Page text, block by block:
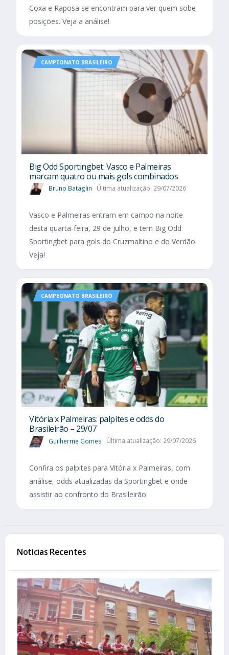
Coxa e Raposa se encontram para ver quem sobe
posições. Veja a análise!
CAMPEONATO BRASILEIRO
Big Odd Sportingbet: Vasco e Palmeiras
marcam quatro ou mais gols combinados
Bruno Bataglin Última atualização: 29/07/2026
Vasco e Palmeiras entram em campo na noite
desta quarta-feira, 29 de julho, e tem Big Odd
Sportingbet para gols do Cruzmaltino e do Verdão.
Veja!
CAMPEONATO BRASILEIRO
Vitória x Palmeiras: palpites e odds do
Brasileirão – 29/07
Guilherme Gomes Última atualização: 29/07/2026
Confira os palpites para Vitória x Palmeiras, com
análise, odds atualizadas da Sportingbet e onde
assistir ao confronto do Brasileirão.
Notícias Recentes